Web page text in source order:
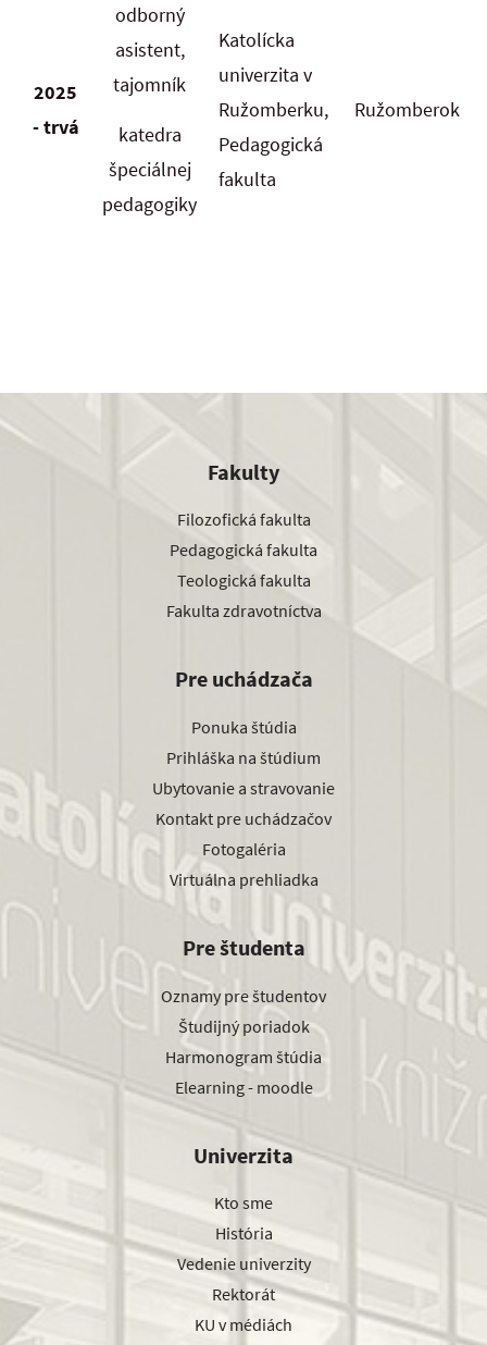
2025
- trvá
odborný
asistent,
tajomník
katedra
špeciálnej
pedagogiky
Katolícka
univerzita v
Ružomberku,
Pedagogická
fakulta
Ružomberok
Fakulty
Filozofická fakulta
Pedagogická fakulta
Teologická fakulta
Fakulta zdravotníctva
Pre uchádzača
Ponuka štúdia
Prihláška na štúdium
Ubytovanie a stravovanie
Kontakt pre uchádzačov
Fotogaléria
Virtuálna prehliadka
Pre študenta
Oznamy pre študentov
Študijný poriadok
Harmonogram štúdia
Elearning - moodle
Univerzita
Kto sme
História
Vedenie univerzity
Rektorát
KU v médiách